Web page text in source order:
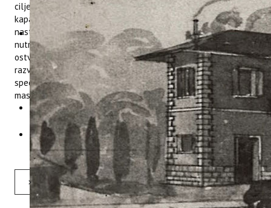
ciljeve projekta CIRCOLIVE te naglasila važnost jačanja
kapaciteta proizvođača kroz kontinuirano obrazovanje. U
nastavku radionice, suradnica na projektu Iva Pastor, mag.
nutr. clin., predstavila je dosadašnje projektne aktivnosti,
ostvarene rezultate te prikazala edukativne programe
razvijene u sklopu projekta. Sudionicima su predstavljena dva
specijalizirana edukativna programa namijenjena sektoru
maslinarstva i maslinovog ulja:
Kružni poslovni modeli i poduzetnički način razmišljanja
(20 sati)
Napredne tehnologije u poljoprivredno-prehrambenom
sektoru (20 sati)
Opširnije: CIRCOLIVE radionica u Vodnjanu: Predstavljanje CIRCOLIVE edukativnih programa za maslinare